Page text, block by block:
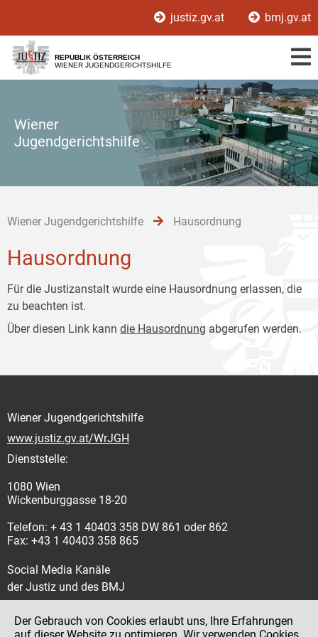
[1]
[2]
[3]
justiz.gv.at bmj.gv.at
REPUBLIK ÖSTERREICH
WIENER JUGENDGERICHTSHILFE
Wiener
Jugendgerichtshilfe
Wiener Jugendgerichtshilfe Hausordnung
Hausordnung
Für die Justizanstalt wurde eine Hausordnung erlassen, die
zu beachten ist.
Über diesen Link kann die Hausordnung abgerufen werden.
Wiener Jugendgerichtshilfe
www.justiz.gv.at/WrJGH
Dienststelle:
1080 Wien
Wickenburggasse 18-20
Telefon: + 43 1 40403 358 DW 861 oder 862
Fax: +43 1 40403 358 865
Social Media Kanäle
der Justiz und des BMJ
Der Gebrauch von Cookies erlaubt uns, Ihre Erfahrungen